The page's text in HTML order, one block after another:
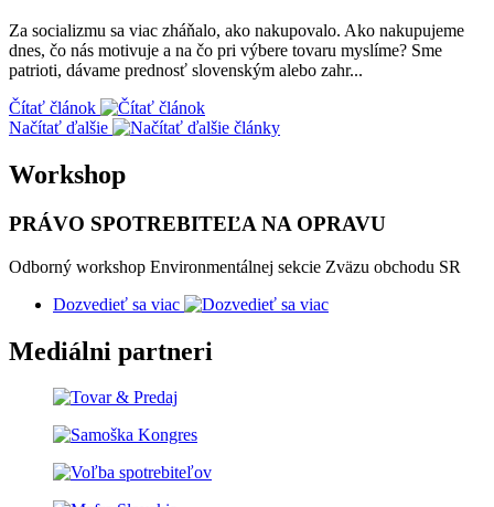
Za socializmu sa viac zháňalo, ako nakupovalo. Ako nakupujeme
dnes, čo nás motivuje a na čo pri výbere tovaru myslíme? Sme
patrioti, dávame prednosť slovenským alebo zahr...
Čítať článok
Načítať ďalšie
Workshop
PRÁVO SPOTREBITEĽA NA OPRAVU
Odborný workshop Environmentálnej sekcie Zväzu obchodu SR
Dozvedieť sa viac
Mediálni partneri